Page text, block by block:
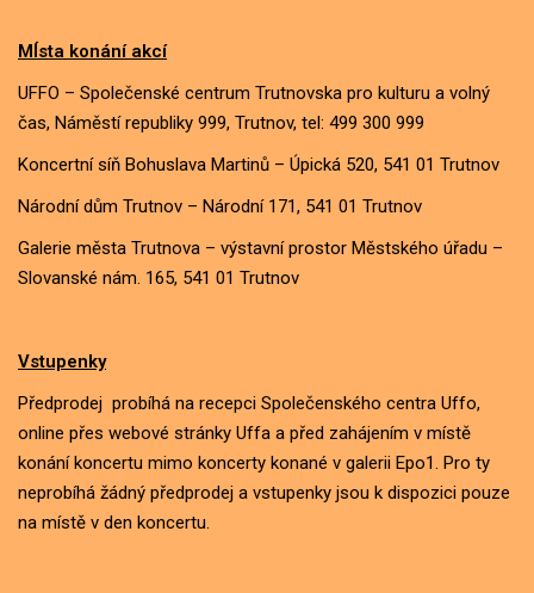
MÍsta konání akcí
UFFO – Společenské centrum Trutnovska pro kulturu a volný
čas, Náměstí republiky 999, Trutnov, tel: 499 300 999
Koncertní síň Bohuslava Martinů – Úpická 520, 541 01 Trutnov
Národní dům Trutnov – Národní 171, 541 01 Trutnov
Galerie města Trutnova – výstavní prostor Městského úřadu –
Slovanské nám. 165, 541 01 Trutnov
Vstupenky
Předprodej probíhá na recepci Společenského centra Uffo,
online přes webové stránky Uffa a před zahájením v místě
konání koncertu mimo koncerty konané v galerii Epo1. Pro ty
neprobíhá žádný předprodej a vstupenky jsou k dispozici pouze
na místě v den koncertu.